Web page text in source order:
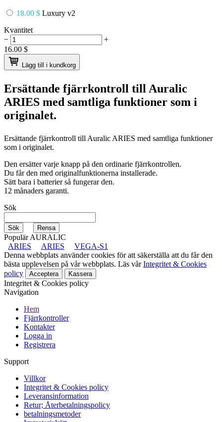
18.00 $ Luxury v2
Kvantitet
−
+
16.00 $
Lägg till i kundkorg
Ersättande fjärrkontroll till Auralic
ARIES med samtliga funktioner som i
originalet.
Ersättande fjärrkontroll till Auralic ARIES med samtliga funktioner
som i originalet.
Den ersätter varje knapp på den ordinarie fjärrkontrollen.
Du får den med originalfunktionerna installerade.
Sätt bara i batterier så fungerar den.
12 månaders garanti.
Sök
Populär AURALIC
ARIES
ARIES
VEGA-S1
Denna webbplats använder cookies för att säkerställa att du får den
bästa upplevelsen på vår webbplats. Läs vårIntegritet & Cookies
policy
Acceptera Kassera
Integritet & Cookies policy
Navigation
Hem
Fjärrkontroller
Kontakter
Logga in
Registrera
Support
Villkor
Integritet & Cookies policy
Leveransinformation
Retur; Återbetalningspolicy
betalningsmetoder